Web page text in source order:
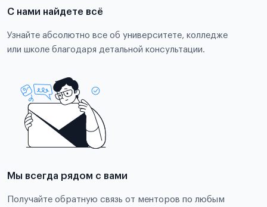
С нами найдете всё
Узнайте абсолютно все об университете, колледже
или школе благодаря детальной консультации.
Мы всегда рядом с вами
Получайте обратную связь от менторов по любым